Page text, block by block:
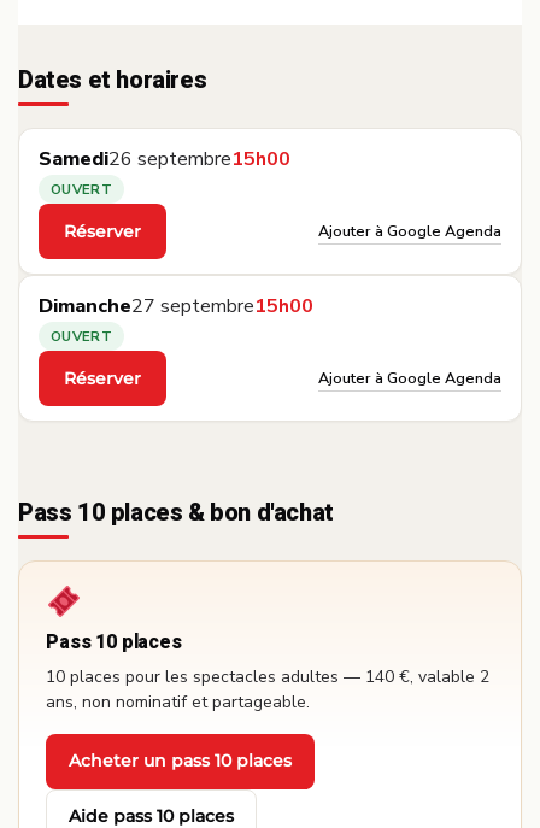
Dates et horaires
Samedi26 septembre15h00
OUVERT
Réserver
·
Ajouter à Google Agenda
Dimanche27 septembre15h00
OUVERT
Réserver
·
Ajouter à Google Agenda
Pass 10 places & bon d'achat
Pass 10 places
10 places pour les spectacles adultes — 140 €, valable 2
ans, non nominatif et partageable.
Acheter un pass 10 places
· Aide pass 10 places